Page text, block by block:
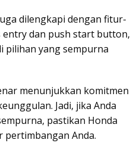
dilengkapi dengan fitur-
dan push start button,
pilihan yang sempurna
menunjukkan komitmen
Jadi, jika Anda
pastikan Honda
pertimbangan Anda.